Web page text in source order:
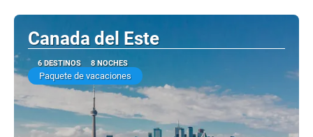
Canada del Este
6 DESTINOS 8 NOCHES
Paquete de vacaciones